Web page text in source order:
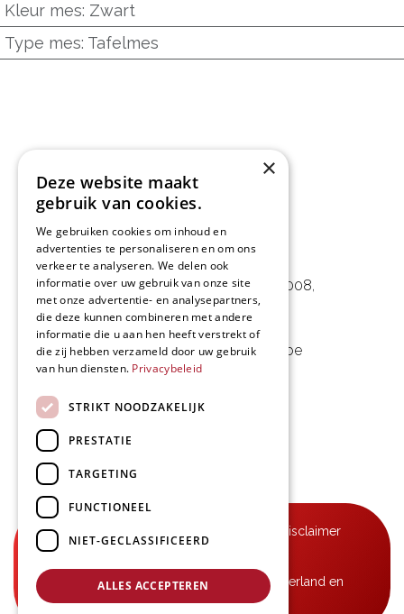
Kleur mes: Zwart
Type mes: Tafelmes
L&D Foodpartner BV
Noorwegenstraat 29D, Haven 8008,
9940 Evergem, BE
09 253 49 57- mail@delmo.be
BE 0768.656.308
Volg ons
Disclaimer
B2B-leveringen in België, Frankrijk, Nederland en
Luxemburg
×
Deze website maakt
gebruik van cookies.
We gebruiken cookies om inhoud en
advertenties te personaliseren en om ons
verkeer te analyseren. We delen ook
informatie over uw gebruik van onze site
met onze advertentie- en analysepartners,
die deze kunnen combineren met andere
informatie die u aan hen heeft verstrekt of
die zij hebben verzameld door uw gebruik
van hun diensten. Privacybeleid
STRIKT NOODZAKELIJK
PRESTATIE
TARGETING
FUNCTIONEEL
NIET-GECLASSIFICEERD
ALLES ACCEPTEREN